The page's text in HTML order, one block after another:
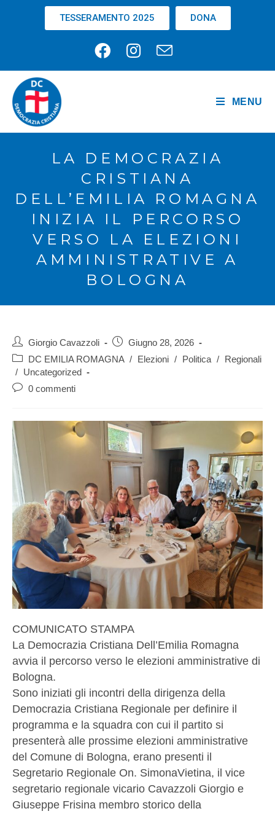
TESSERAMENTO 2025 DONA
MENU
LA DEMOCRAZIA
CRISTIANA
DELL’EMILIA ROMAGNA
INIZIA IL PERCORSO
VERSO LA ELEZIONI
AMMINISTRATIVE A
BOLOGNA
Giorgio Cavazzoli
Giugno 28, 2026
DC EMILIA ROMAGNA / Elezioni / Politica /
Regionali
/
Uncategorized
0 commenti
COMUNICATO STAMPA
La Democrazia Cristiana Dell’Emilia Romagna
avvia il percorso verso le elezioni amministrative di
Bologna.
Sono iniziati gli incontri della dirigenza della
Democrazia Cristiana Regionale per definire il
programma e la squadra con cui il partito si
presenterà alle prossime elezioni amministrative
del Comune di Bologna, erano presenti il
Segretario Regionale On. SimonaVietina, il vice
segretario regionale vicario Cavazzoli Giorgio e
Giuseppe Frisina membro storico della